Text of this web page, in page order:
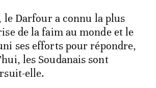
le Darfour a connu la plus
de la faim au monde et le
ses efforts pour répondre,
les Soudanais sont
elle.